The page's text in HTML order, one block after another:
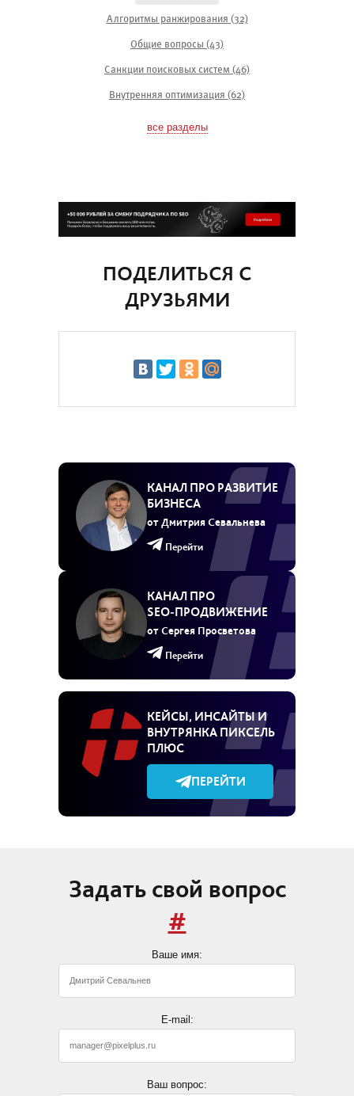
Алгоритмы ранжирования (32)
Общие вопросы (43)
Санкции поисковых систем (46)
Внутренняя оптимизация (62)
все разделы
ПОДЕЛИТЬСЯ С
ДРУЗЬЯМИ
КАНАЛ ПРО РАЗВИТИЕ
БИЗНЕСА
от Дмитрия Севальнева
Перейти
КАНАЛ ПРО
SEO‑ПРОДВИЖЕНИЕ
от Сергея Просветова
Перейти
КЕЙСЫ, ИНСАЙТЫ И
ВНУТРЯНКА ПИКСЕЛЬ
ПЛЮС
ПЕРЕЙТИ
Задать свой вопрос
#
Ваше имя:
E-mail:
Ваш вопрос: